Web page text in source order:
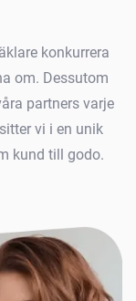
konkurrera
om. Dessutom
partners varje
vi i en unik
kund till godo.